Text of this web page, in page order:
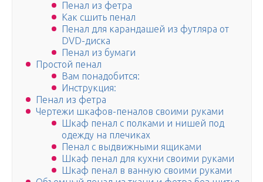
Пенал из фетра
Как сшить пенал
Пенал для карандашей из футляра от
DVD-диска
Пенал из бумаги
Простой пенал
Вам понадобится:
Инструкция:
Пенал из фетра
Чертежи шкафов-пеналов своими руками
Шкаф пенал с полками и нишей под
одежду на плечиках
Пенал с выдвижными ящиками
Шкаф пенал для кухни своими руками
Шкаф пенал в ванную своими руками